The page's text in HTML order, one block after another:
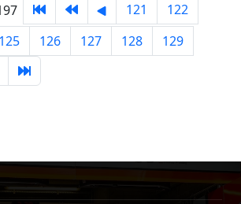
121
122
125 126 127 128
129